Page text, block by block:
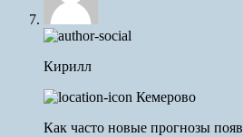
Кирилл
Кемерово
Как часто новые прогнозы